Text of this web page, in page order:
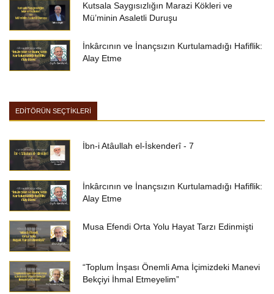
Kutsala Saygısızlığın Marazi Kökleri ve
Mü’minin Asaletli Duruşu
İnkârcının ve İnançsızın Kurtulamadığı Hafiflik:
Alay Etme
EDİTÖRÜN SEÇTİKLERİ
İbn-i Atâullah el-İskenderî - 7
İnkârcının ve İnançsızın Kurtulamadığı Hafiflik:
Alay Etme
Musa Efendi Orta Yolu Hayat Tarzı Edinmişti
“Toplum İnşası Önemli Ama İçimizdeki Manevi
Bekçiyi İhmal Etmeyelim”